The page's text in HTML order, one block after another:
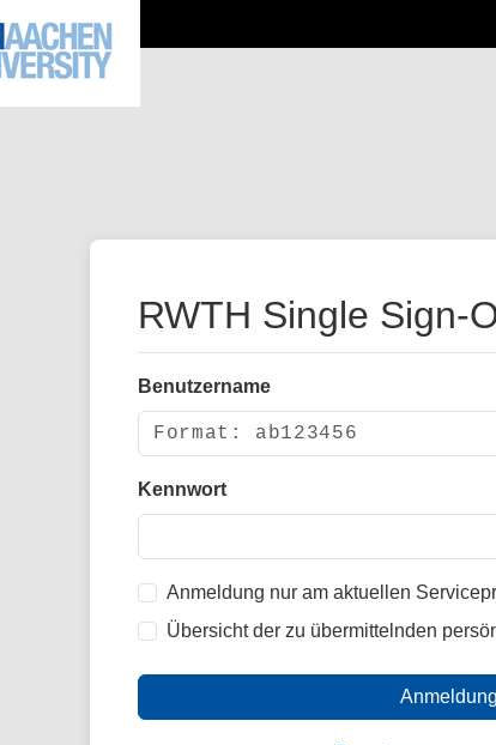
RWTH Single Sign-
Benutzername
Kennwort
Anmeldung nur am aktuellen
Übersicht der zu übermittelnden
Anmeldung